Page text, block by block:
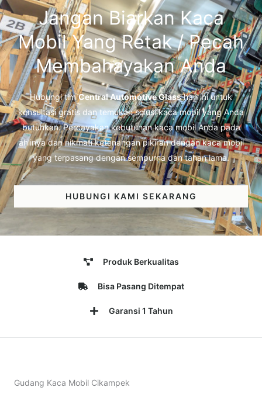
Jangan Biarkan Kaca
Mobil Yang Retak / Pecah
Membahayakan Anda
Hubungi timCentral Automotive Glasshari ini untuk
konsultasi gratis dan temukan solusi kaca mobil yang Anda
butuhkan. Percayakan kebutuhan kaca mobil Anda pada
ahlinya dan nikmati ketenangan pikiran dengan kaca mobil
yang terpasang dengan sempurna dan tahan lama.
HUBUNGI KAMI SEKARANG
Produk Berkualitas
Bisa Pasang Ditempat
Garansi 1 Tahun
Gudang Kaca Mobil Cikampek